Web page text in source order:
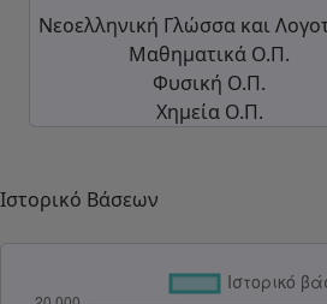
Νεοελληνική Γλώσσα και
Μαθηματικά Ο.Π.
Φυσική Ο.Π.
Χημεία Ο.Π.
Ιστορικό Βάσεων